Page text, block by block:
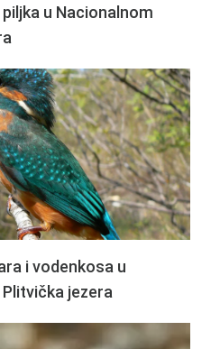
u Nacionalnom
i vodenkosa u
jezera